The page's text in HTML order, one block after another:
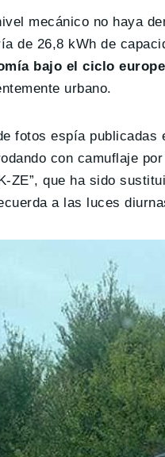
mecánico no haya
de 26,8 kWh de
bajo el ciclo
urbano.
fotos espía publicadas
con camuflaje
ZE”, que ha sido
a las luces